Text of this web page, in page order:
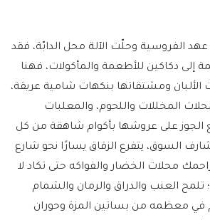
عهد الفروسية وحلّت الآلة محل الدابّة، فقد
إلى دكاكين للأطعمة والمأكولات، فهنا
ومشتقاتها بنكهات شامية عريقة،
المخللات واللحوم، والمعلبات
الجوز على عروشها بأكوام شاهقة من كل
السوق، يتفرع الزقاق يسارًا نحو شارع
محلات الخضار والفواكه حتى تكاد لا
تلمح العنب والدراق والرمان والشمام
في معظمه من بساتين المزة وحوران